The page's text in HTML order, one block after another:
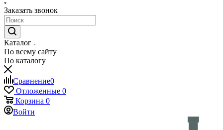
Заказать звонок
Каталог
По всему сайту
По каталогу
Сравнение0
Отложенные 0
Корзина 0
Войти